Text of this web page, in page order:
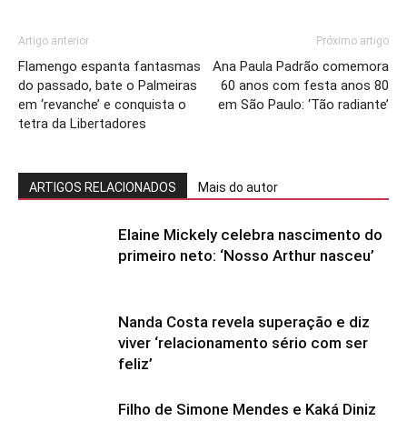
Artigo anterior
Flamengo espanta fantasmas
do passado, bate o Palmeiras
em ‘revanche’ e conquista o
tetra da Libertadores
Próximo artigo
Ana Paula Padrão comemora
60 anos com festa anos 80
em São Paulo: ‘Tão radiante’
ARTIGOS RELACIONADOS Mais do autor
Elaine Mickely celebra nascimento do
primeiro neto: ‘Nosso Arthur nasceu’
Nanda Costa revela superação e diz
viver ‘relacionamento sério com ser
feliz’
Filho de Simone Mendes e Kaká Diniz